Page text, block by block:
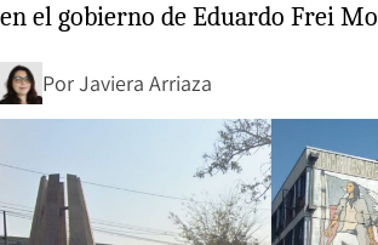
en el gobierno de Eduardo Frei
PorJaviera Arriaza